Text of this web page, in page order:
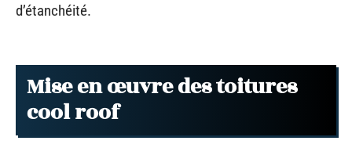
d’étanchéité.
Mise en œuvre des toitures
cool roof